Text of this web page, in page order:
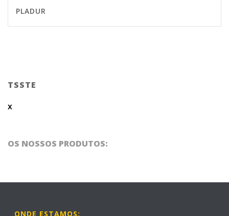
PLADUR
TSSTE
x
OS NOSSOS PRODUTOS:
ONDE ESTAMOS: